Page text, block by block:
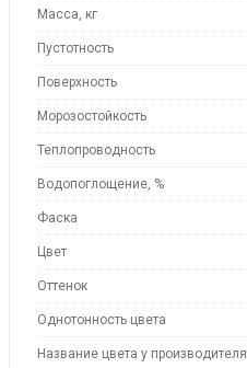
Масса, кг
Пустотность
Поверхность
Морозостойкость
Теплопроводность
Водопоглощение, %
Фаска
Цвет
Оттенок
Однотонность цвета
Название цвета у производителя